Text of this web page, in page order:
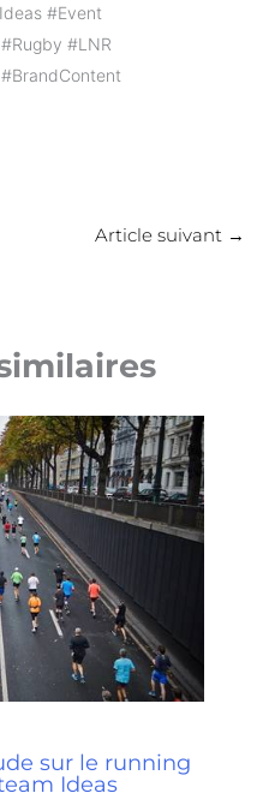
#Event
#Rugby #LNR
#BrandContent
Article suivant →
sur le running
Ideas